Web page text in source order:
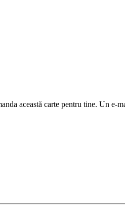
această carte pentru tine. Un e-